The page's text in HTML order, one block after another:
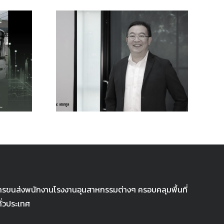
เลือก
รื่อง
ด์โลก
ขนส่งพนักงานโรงงานอุนสาหกรรมต่างๆ ครอบคลุมพื้นที่
ประเทศ